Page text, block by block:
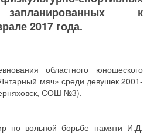
к
2017 года.
областного юношеского
мяч» среди девушек 2001-
СОШ №3).
по вольной борьбе памяти И.Д.